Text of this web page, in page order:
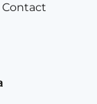
Contact